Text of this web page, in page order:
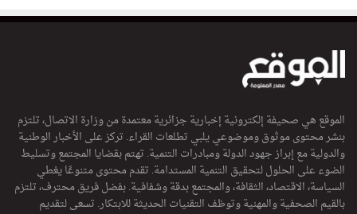
الموقع هي صحيفة إلكترونية إخبارية جزائرية معتمدة من وزارة الاتصال، تلتزم
بنشر محتوى موثوق وموضوعي يلبي تطلعات القراء. تركز على الأخبار الوطنية
والدولية مع إبراز جهود الدولة ومبادرات التنمية. تهتم بقضايا المجتمع وتسليط
الضوء على الحلول لتحقيق التنمية المستدامة. تقدم محتوى متنوعًا يغطي
السياسة، الاقتصاد، الثقافة، والمجتمع بدقة وشفافية. بفضل فريق محترف، تلتزم
بالقيم الصحفية والمهنية وتوظف التقنيات الحديثة للابتكار. تسعى لتقديم